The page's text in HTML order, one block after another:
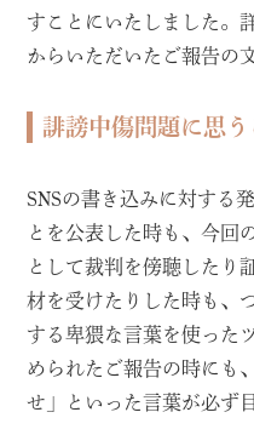
すことにいたしました。
からいただいたご報告の
誹謗中傷問題に思う
SNSの書き込みに対する
とを公表した時も、今回
として裁判を傍聴したり
材を受けたりした時も、
する卑猥な言葉を使った
められたご報告の時にも
せ」といった言葉が必ず